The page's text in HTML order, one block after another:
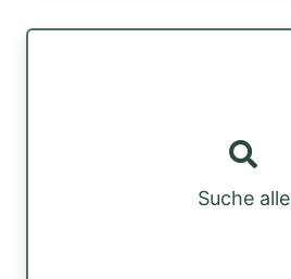
Suche alle